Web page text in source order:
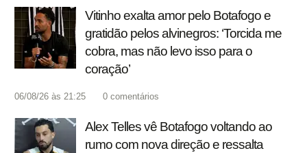
Vitinho exalta amor pelo Botafogo e
gratidão pelos alvinegros: ‘Torcida me
cobra, mas não levo isso para o
coração’
06/08/26 às 21:25 0 comentários
Alex Telles vê Botafogo voltando ao
rumo com nova direção e ressalta